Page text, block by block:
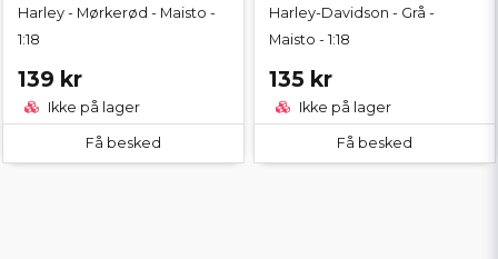
Harley - Mørkerød - Maisto -
1:18
139 kr
Ikke på lager
Få besked
Harley-Davidson - Grå -
Maisto - 1:18
135 kr
Ikke på lager
Få besked